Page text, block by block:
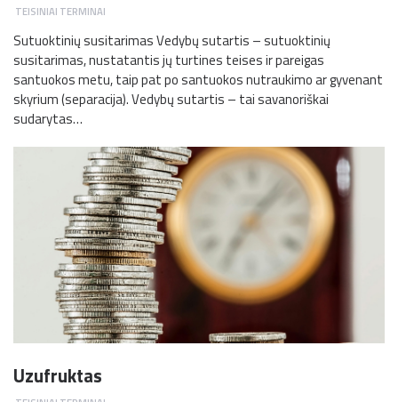
TEISINIAI TERMINAI
Sutuoktinių susitarimas Vedybų sutartis – sutuoktinių
susitarimas, nustatantis jų turtines teises ir pareigas
santuokos metu, taip pat po santuokos nutraukimo ar gyvenant
skyrium (separacija). Vedybų sutartis – tai savanoriškai
sudarytas…
Uzufruktas